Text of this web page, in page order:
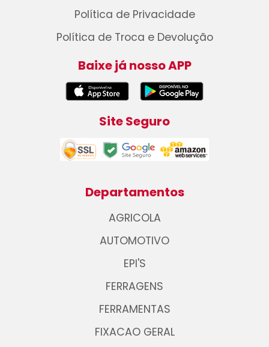
Política de Privacidade
Política de Troca e Devolução
Baixe já nosso APP
Site Seguro
Departamentos
AGRICOLA
AUTOMOTIVO
EPI'S
FERRAGENS
FERRAMENTAS
FIXACAO GERAL